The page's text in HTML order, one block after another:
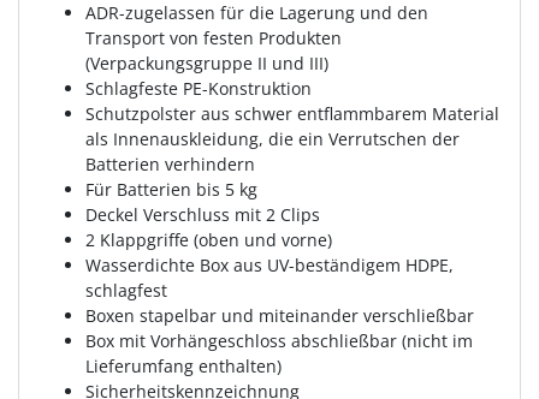
ADR-zugelassen für die Lagerung und den
Transport von festen Produkten
(Verpackungsgruppe II und III)
Schlagfeste PE-Konstruktion
Schutzpolster aus schwer entflammbarem Material
als Innenauskleidung, die ein Verrutschen der
Batterien verhindern
Für Batterien bis 5 kg
Deckel Verschluss mit 2 Clips
2 Klappgriffe (oben und vorne)
Wasserdichte Box aus UV-beständigem HDPE,
schlagfest
Boxen stapelbar und miteinander verschließbar
Box mit Vorhängeschloss abschließbar (nicht im
Lieferumfang enthalten)
Sicherheitskennzeichnung